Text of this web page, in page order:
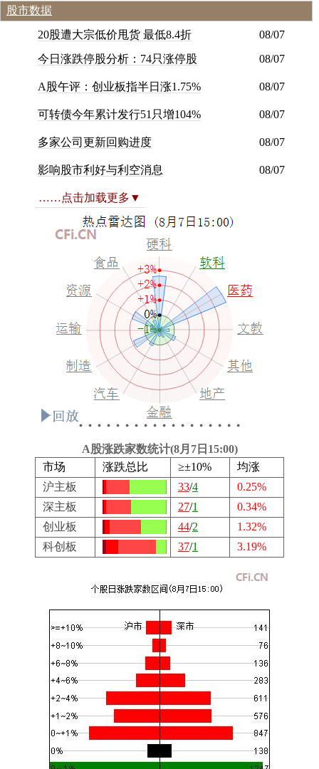
股市数据
20股遭大宗低价甩货 最低8.4折
08/07
今 日 涨跌停股分析 ： 74只涨停股 08/07
A 股午评 ： 创 业板指半日 涨1 .75% 08/07
可转债今年累计发行51 只增104% 08/07
多家公司 更新回 购进度 08/07
影响股市利 好与利 空消息 08/07
……点击加载更多▼
A股涨跌家数统计(8月7日15:00)
市场
涨跌总比 ≥±10%
均涨
沪主板
33/4
0.25%
深主板
27/1
0.34%
创业板
44/2
1.32%
科创板
37/1 3.19%